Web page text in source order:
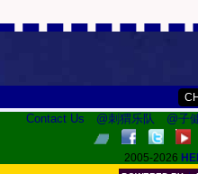
Contact Us @刺猬乐队 @子
2005-2026